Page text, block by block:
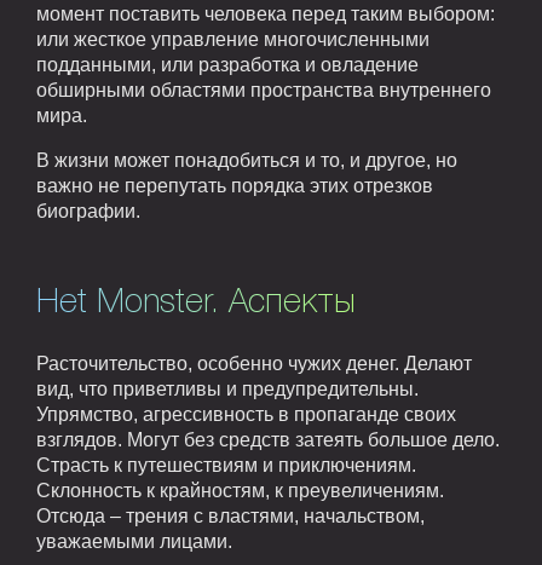
момент поставить человека перед таким выбором:
или жесткое управление многочисленными
подданными, или разработка и овладение
обширными областями пространства внутреннего
мира.
В жизни может понадобиться и то, и другое, но
важно не перепутать порядка этих отрезков
биографии.
Het Monster. Аспекты
Расточительство, особенно чужих денег. Делают
вид, что приветливы и предупредительны.
Упрямство, агрессивность в пропаганде своих
взглядов. Могут без средств затеять большое дело.
Страсть к путешествиям и приключениям.
Склонность к крайностям, к преувеличениям.
Отсюда – трения с властями, начальством,
уважаемыми лицами.